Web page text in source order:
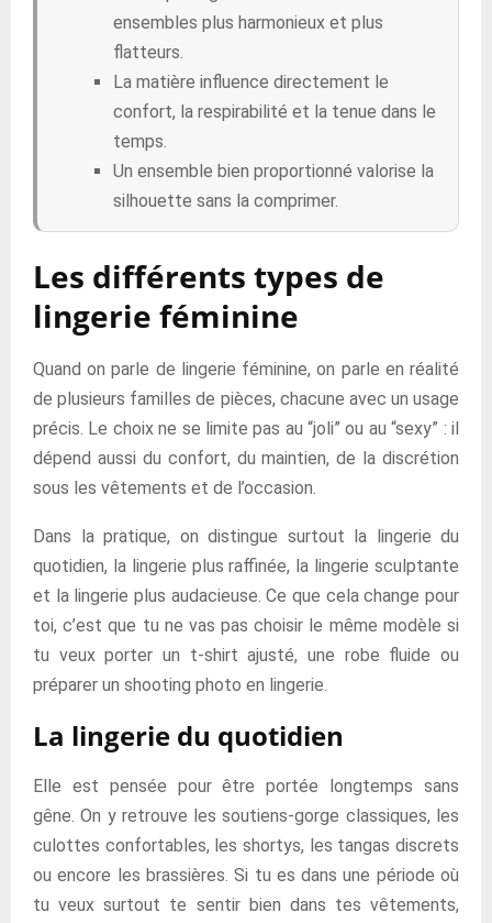
ensembles plus harmonieux et plus
flatteurs.
La matière influence directement le
confort, la respirabilité et la tenue dans le
temps.
Un ensemble bien proportionné valorise la
silhouette sans la comprimer.
Les différents types de
lingerie féminine
Quand on parle de lingerie féminine, on parle en réalité
de plusieurs familles de pièces, chacune avec un usage
précis. Le choix ne se limite pas au “joli” ou au “sexy” : il
dépend aussi du confort, du maintien, de la discrétion
sous les vêtements et de l’occasion.
Dans la pratique, on distingue surtout la lingerie du
quotidien, la lingerie plus raffinée, la lingerie sculptante
et la lingerie plus audacieuse. Ce que cela change pour
toi, c’est que tu ne vas pas choisir le même modèle si
tu veux porter un t-shirt ajusté, une robe fluide ou
préparer un shooting photo en lingerie.
La lingerie du quotidien
Elle est pensée pour être portée longtemps sans
gêne. On y retrouve les soutiens-gorge classiques, les
culottes confortables, les shortys, les tangas discrets
ou encore les brassières. Si tu es dans une période où
tu veux surtout te sentir bien dans tes vêtements,